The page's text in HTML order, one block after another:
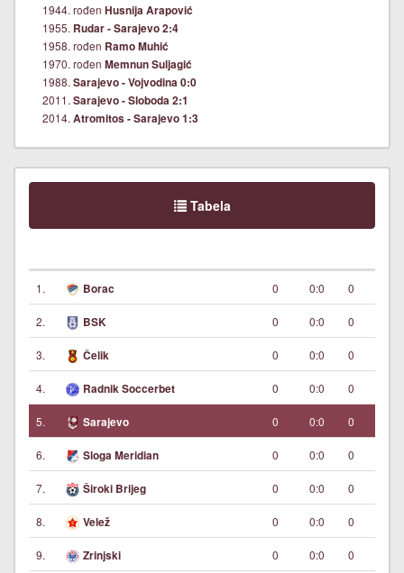
1944. rođen Husnija Arapović
1955. Rudar - Sarajevo 2:4
1958. rođen Ramo Muhić
1970. rođen Memnun Suljagić
1988. Sarajevo - Vojvodina 0:0
2011. Sarajevo - Sloboda 2:1
2014. Atromitos - Sarajevo 1:3
Tabela
1. Borac 0 0:0 0
2. BSK 0 0:0 0
3. Čelik 0 0:0 0
4. Radnik Soccerbet 0 0:0 0
5. Sarajevo 0 0:0 0
6. Sloga Meridian 0 0:0 0
7. Široki Brijeg 0 0:0 0
8. Velež 0 0:0 0
9. Zrinjski 0 0:0 0